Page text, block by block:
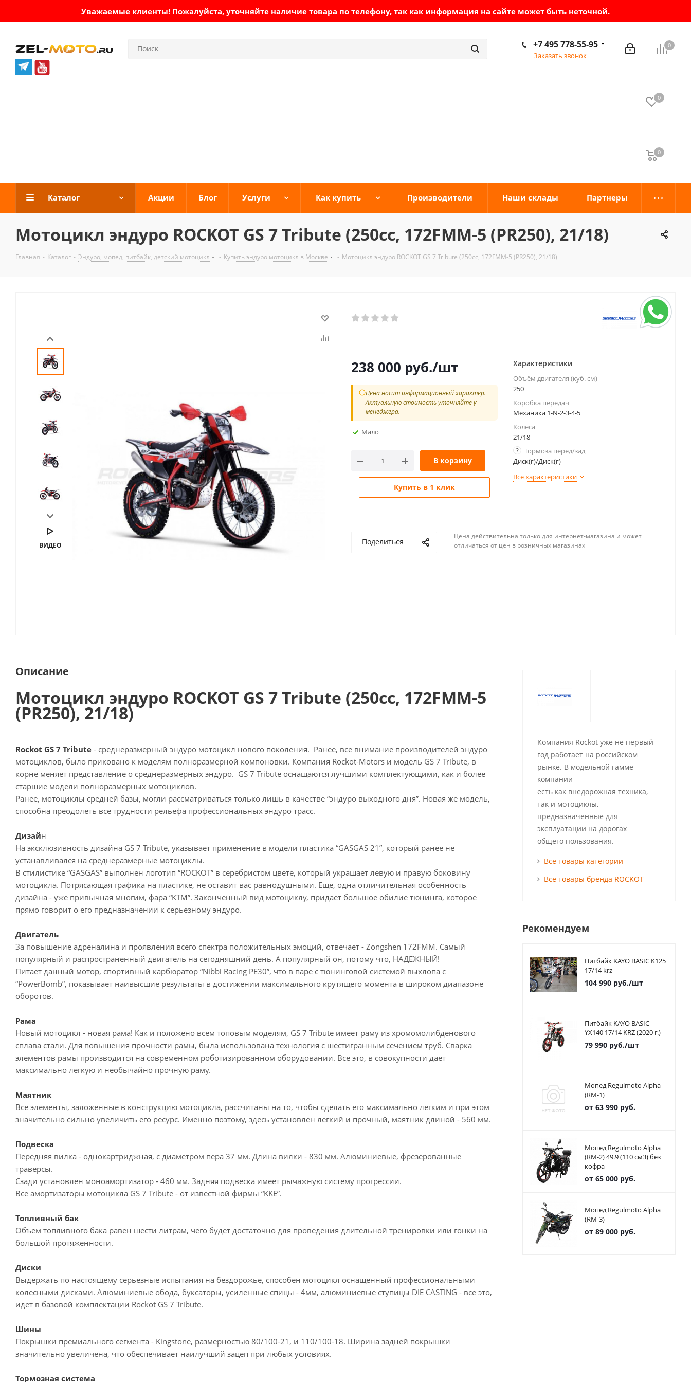
Уважаемые клиенты! Пожалуйста, уточняйте наличие товара по телефону, так как информация на сайте может быть неточной.
0
0
0
0
+7 495 778-55-95
Заказать звонок
Каталог Акции Блог Услуги Как купить Производители Наши склады Партнеры
Мотоцикл эндуро ROCKOT GS 7 Tribute (250cc, 172FMM-5 (PR250), 21/18)
Главная - Каталог - Эндуро, мопед, питбайк, детский мотоцикл - Купить эндуро мотоцикл в Москве - Мотоцикл эндуро ROCKOT GS 7 Tribute (250cc, 172FMM-5 (PR250), 21/18)
ВИДЕО
238 000 руб./шт
Цена носит информационный характер.
Актуальную стоимость уточняйте у
менеджера.
Мало
В корзину
Купить в 1 клик
Характеристики
Объём двигателя (куб. см)
250
Коробка передач
Механика 1-N-2-3-4-5
Колеса
21/18
?
Тормоза перед/зад
Диск(г)/Диск(г)
Все характеристики
Поделиться
Цена действительна только для интернет-магазина и может
отличаться от цен в розничных магазинах
Описание
Мотоцикл эндуро ROCKOT GS 7 Tribute (250cc, 172FMM-5
(PR250), 21/18)
Rockot GS 7 Tribute - среднеразмерный эндуро мотоцикл нового поколения. Ранее, все внимание производителей эндуро
мотоциклов, было приковано к моделям полноразмерной компоновки. Компания Rockot-Motors и модель GS 7 Tribute, в
корне меняет представление о среднеразмерных эндуро. GS 7 Tribute оснащаются лучшими комплектующими, как и более
старшие модели полноразмерных мотоциклов.
Ранее, мотоциклы средней базы, могли рассматриваться только лишь в качестве “эндуро выходного дня”. Новая же модель,
способна преодолеть все трудности рельефа профессиональных эндуро трасс.
Дизайн
На эксклюзивность дизайна GS 7 Tribute, указывает применение в модели пластика “GASGAS 21”, который ранее не
устанавливался на среднеразмерные мотоциклы.
В стилистике “GASGAS” выполнен логотип “ROCKOT” в серебристом цвете, который украшает левую и правую боковину
мотоцикла. Потрясающая графика на пластике, не оставит вас равнодушными. Еще, одна отличительная особенность
дизайна - уже привычная многим, фара “КТМ”. Законченный вид мотоциклу, придает большое обилие тюнинга, которое
прямо говорит о его предназначении к серьезному эндуро.
Двигатель
За повышение адреналина и проявления всего спектра положительных эмоций, отвечает - Zongshen 172FMM. Самый
популярный и распространенный двигатель на сегодняшний день. А популярный он, потому что, НАДЕЖНЫЙ!
Питает данный мотор, спортивный карбюратор “Nibbi Racing PE30”, что в паре с тюнинговой системой выхлопа с
“PowerBomb”, показывает наивысшие результаты в достижении максимального крутящего момента в широком диапазоне
оборотов.
Рама
Новый мотоцикл - новая рама! Как и положено всем топовым моделям, GS 7 Tribute имеет раму из хромомолибденового
сплава стали. Для повышения прочности рамы, была использована технология с шестигранным сечением труб. Сварка
элементов рамы производится на современном роботизированном оборудовании. Все это, в совокупности дает
максимально легкую и необычайно прочную раму.
Маятник
Все элементы, заложенные в конструкцию мотоцикла, рассчитаны на то, чтобы сделать его максимально легким и при этом
значительно сильно увеличить его ресурс. Именно поэтому, здесь установлен легкий и прочный, маятник длиной - 560 мм.
Подвеска
Передняя вилка - однокартриджная, с диаметром пера 37 мм. Длина вилки - 830 мм. Алюминиевые, фрезерованные
траверсы.
Сзади установлен моноамортизатор - 460 мм. Задняя подвеска имеет рычажную систему прогрессии.
Все амортизаторы мотоцикла GS 7 Tribute - от известной фирмы “KKE”.
Топливный бак
Объем топливного бака равен шести литрам, чего будет достаточно для проведения длительной тренировки или гонки на
большой протяженности.
Диски
Выдержать по настоящему серьезные испытания на бездорожье, способен мотоцикл оснащенный профессиональными
колесными дисками. Алюминиевые обода, буксаторы, усиленные спицы - 4мм, алюминиевые ступицы DIE CASTING - все это,
идет в базовой комплектации Rockot GS 7 Tribute.
Шины
Покрышки премиального сегмента - Kingstone, размерностью 80/100-21, и 110/100-18. Ширина задней покрышки
значительно увеличена, что обеспечивает наилучший зацеп при любых условиях.
Тормозная система
Компания Rockot уже не первый
год работает на российском
рынке. В модельной гамме
компании
есть как внедорожная техника,
так и мотоциклы,
предназначенные для
эксплуатации на дорогах
общего пользования.
Все товары категории
Все товары бренда ROCKOT
Рекомендуем
Питбайк KAYO BASIC K125
17/14 krz
104 990руб./шт
Питбайк KAYO BASIC
YX140 17/14 KRZ (2020 г.)
79 990руб./шт
Мопед Regulmoto Alpha
(RM-1)
от 63 990 руб.
Мопед Regulmoto Alpha
(RM-2) 49.9 (110 см3) без
кофра
от 65 000 руб.
Мопед Regulmoto Alpha
(RM-3)
от 89 000 руб.